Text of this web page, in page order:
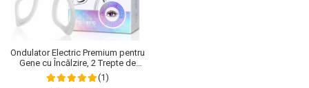
Ondulator Electric Premium pentru
Gene cu Încălzire, 2 Trepte de
Temperatură, Autonomie 24h
(1)